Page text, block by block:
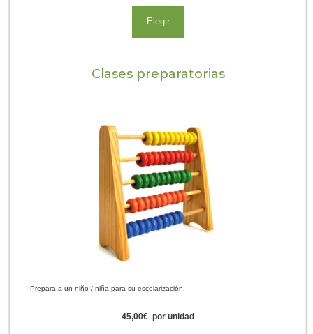
Elegir
Clases preparatorias
Prepara a un niño / niña para su escolarización.
45,00€ por unidad